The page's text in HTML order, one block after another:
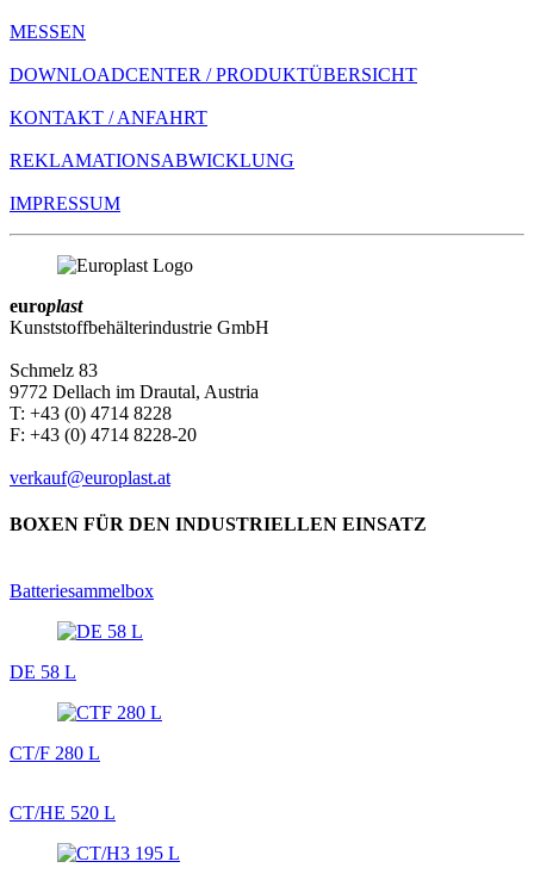
MESSEN
DOWNLOADCENTER / PRODUKTÜBERSICHT
KONTAKT / ANFAHRT
REKLAMATIONS­ABWICKLUNG
IMPRESSUM
europlast
Kunststoffbehälterindustrie GmbH
Schmelz 83
9772 Dellach im Drautal, Austria
T: +43 (0) 4714 8228
F: +43 (0) 4714 8228-20
verkauf@europlast.at
BOXEN FÜR DEN INDUSTRIELLEN EINSATZ
Batteriesammelbox
DE 58 L
CT/F 280 L
CT/HE 520 L